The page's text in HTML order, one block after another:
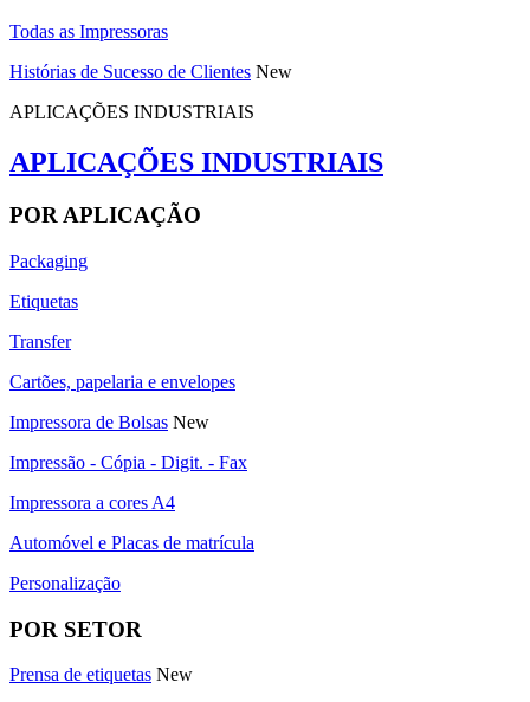
Todas as Impressoras
Histórias de Sucesso de Clientes New
APLICAÇÕES INDUSTRIAIS
APLICAÇÕES INDUSTRIAIS
POR APLICAÇÃO
Packaging
Etiquetas
Transfer
Cartões, papelaria e envelopes
Impressora de Bolsas New
Impressão - Cópia - Digit. - Fax
Impressora a cores A4
Automóvel e Placas de matrícula
Personalização
POR SETOR
Prensa de etiquetas New